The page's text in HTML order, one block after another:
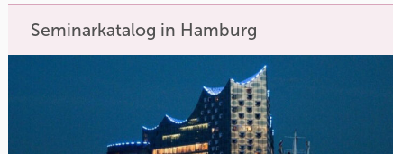
Seminarkatalog in Hamburg